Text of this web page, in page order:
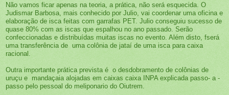
Não vamos ficar apenas na teoria, a prática, não será esquecida. O
Judismar Barbosa, mais conhecido por Julio, vai coordenar uma oficina e
elaboração de isca feitas com garrafas PET. Julio conseguiu sucesso de
quase 80% com as iscas que espalhou no ano passado. Serão
confeccionadas e distribuídas muitas iscas no evento. Além disto, fserá
uma transferência de uma colônia de jataí de uma isca para caixa
racional.
Outra importante prática prevista é o desdobramento de colônias de
uruçu e mandaçaia alojadas em caixas caixa INPA explicada passo- a -
passo pelo pessoal do meliponario do Oiutrem.